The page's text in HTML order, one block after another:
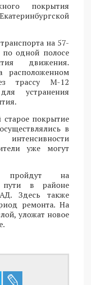
покрытия
на 57-
одной полосе
движения.
расположенном
трассу М-12
устранения
покрытие
в
уже могут
пройдут на
пути в районе
Здесь также
ремонта. На
уложат новое